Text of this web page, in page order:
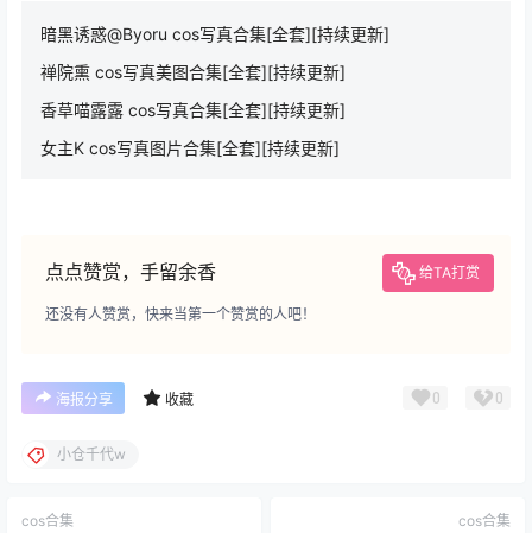
暗黑诱惑@Byoru cos写真合集[全套][持续更新]
禅院熏 cos写真美图合集[全套][持续更新]
香草喵露露 cos写真合集[全套][持续更新]
女主K cos写真图片合集[全套][持续更新]
点点赞赏，手留余香 给TA打赏
还没有人赞赏，快来当第一个赞赏的人吧！
海报分享 收藏 0 0
小仓千代w
cos合集 cos合集